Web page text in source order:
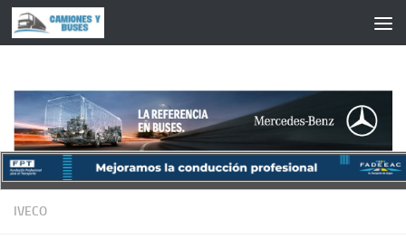
Saltar al contenido
IVECO